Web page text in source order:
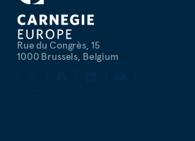
Rue du Congrès, 15
1000 Brussels, Belgium